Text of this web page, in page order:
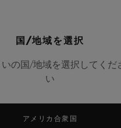
国/地域を選択
いの国/地域を選択してくだ
い
アメリカ合衆国